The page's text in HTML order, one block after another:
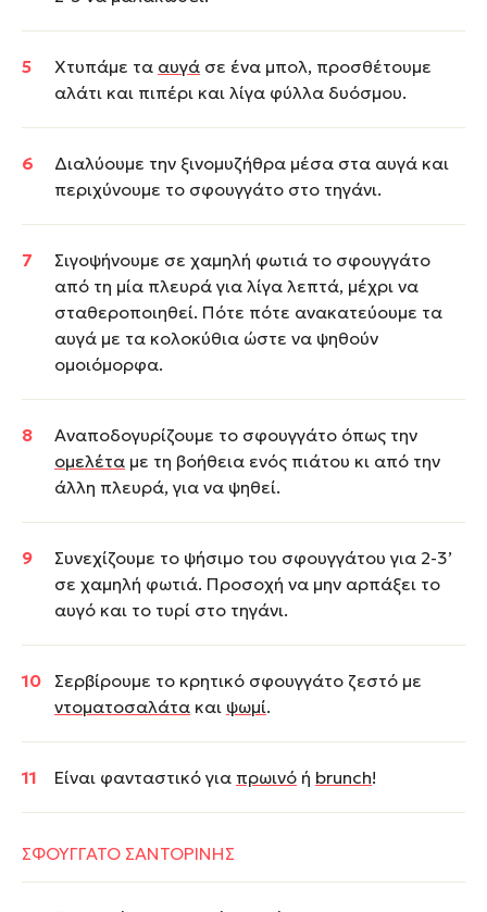
Χτυπάμε τα αυγά σε ένα μπολ, προσθέτουμε
αλάτι και πιπέρι και λίγα φύλλα δυόσμου.
Διαλύουμε την ξινομυζήθρα μέσα στα αυγά και
περιχύνουμε το σφουγγάτο στο τηγάνι.
Σιγοψήνουμε σε χαμηλή φωτιά το σφουγγάτο
από τη μία πλευρά για λίγα λεπτά, μέχρι να
σταθεροποιηθεί. Πότε πότε ανακατεύουμε τα
αυγά με τα κολοκύθια ώστε να ψηθούν
ομοιόμορφα.
Αναποδογυρίζουμε το σφουγγάτο όπως την
ομελέτα με τη βοήθεια ενός πιάτου κι από την
άλλη πλευρά, για να ψηθεί.
Συνεχίζουμε το ψήσιμο του σφουγγάτου για 2-3’
σε χαμηλή φωτιά. Προσοχή να μην αρπάξει το
αυγό και το τυρί στο τηγάνι.
Σερβίρουμε το κρητικό σφουγγάτο ζεστό με
ντοματοσαλάτα και ψωμί.
Είναι φανταστικό για πρωινό ή brunch!
ΣΦΟΥΓΓΑΤΟ ΣΑΝΤΟΡΙΝΗΣ